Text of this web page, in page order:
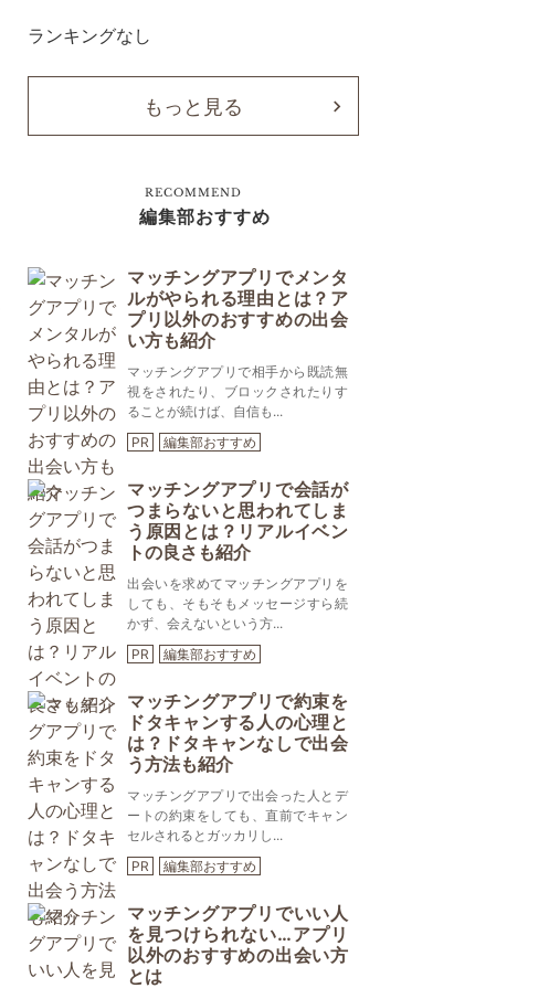
ランキングなし
もっと見る
RECOMMEND
編集部おすすめ
マッチングアプリでメンタ
ルがやられる理由とは？ア
プリ以外のおすすめの出会
い方も紹介
マッチングアプリで相手から既読無
視をされたり、ブロックされたりす
ることが続けば、自信も...
PR
編集部おすすめ
マッチングアプリで会話が
つまらないと思われてしま
う原因とは？リアルイベン
トの良さも紹介
出会いを求めてマッチングアプリを
しても、そもそもメッセージすら続
かず、会えないという方...
PR
編集部おすすめ
マッチングアプリで約束を
ドタキャンする人の心理と
は？ドタキャンなしで出会
う方法も紹介
マッチングアプリで出会った人とデ
ートの約束をしても、直前でキャン
セルされるとガッカリし...
PR
編集部おすすめ
マッチングアプリでいい人
を見つけられない…アプリ
以外のおすすめの出会い方
とは